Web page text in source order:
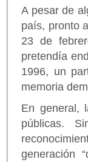
A pesar de
país, pronto
23 de
pretendía
1996, un
memoria
En general,
públicas.
generación